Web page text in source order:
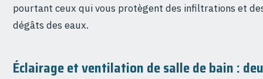
pourtant ceux qui vous protègent des infiltrations et
dégâts des eaux.
Éclairage et ventilation de salle de bain :